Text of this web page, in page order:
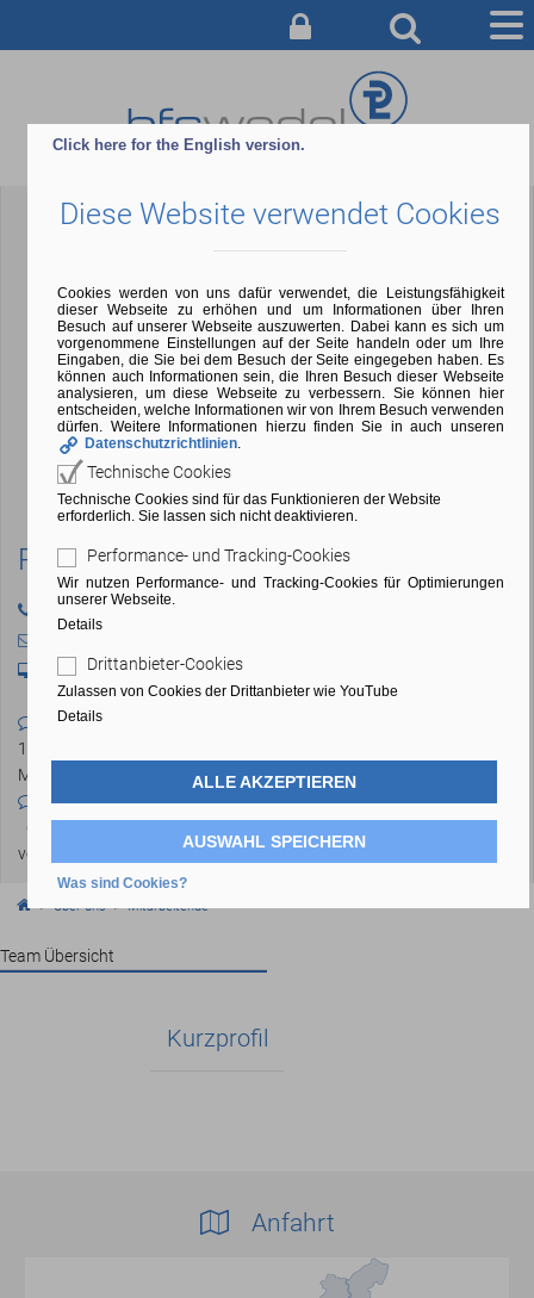
ÜBER UNS
Regina Seybold
04103 - 80 48 - 60
Raum: 105
Sprechzeiten im Semester:
11:00 (manchmal auch Freitag anstatt
Mittwoch) und nach Vereinbarung
Sprechzeiten in der vorlesungsfreien Zeit:
die Sprechzeiten gelten auch in der
vorlesungsfreien Zeit
Über uns Mitarbeitende
Team Übersicht
Kurzprofil
Anfahrt
Click here for the English version.
Diese Website verwendet Cookies
Cookies werden von uns dafür verwendet, die Leistungsfähigkeit
dieser Webseite zu erhöhen und um Informationen über Ihren
Besuch auf unserer Webseite auszuwerten. Dabei kann es sich um
vorgenommene Einstellungen auf der Seite handeln oder um Ihre
Eingaben, die Sie bei dem Besuch der Seite eingegeben haben. Es
können auch Informationen sein, die Ihren Besuch dieser Webseite
analysieren, um diese Webseite zu verbessern. Sie können hier
entscheiden, welche Informationen wir von Ihrem Besuch verwenden
dürfen. Weitere Informationen hierzu finden Sie in auch unseren
Datenschutzrichtlinien.
Technische Cookies
Technische Cookies sind für das Funktionieren der Website
erforderlich. Sie lassen sich nicht deaktivieren.
Performance- und Tracking-Cookies
Wir nutzen Performance- und Tracking-Cookies für Optimierungen
unserer Webseite.
Details
Drittanbieter-Cookies
Zulassen von Cookies der Drittanbieter wie YouTube
Details
ALLE AKZEPTIEREN
AUSWAHL SPEICHERN
Was sind Cookies?